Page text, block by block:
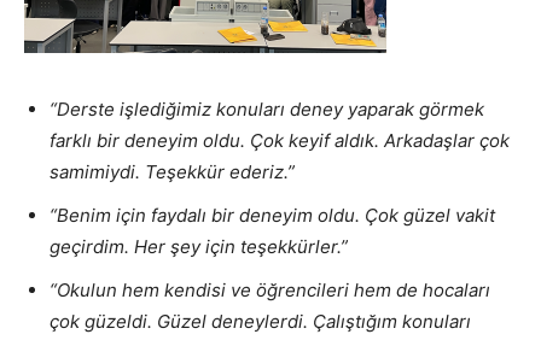
“Derste işlediğimiz konuları deney yaparak görmek
farklı bir deneyim oldu. Çok keyif aldık. Arkadaşlar çok
samimiydi. Teşekkür ederiz.”
“Benim için faydalı bir deneyim oldu. Çok güzel vakit
geçirdim. Her şey için teşekkürler.”
“Okulun hem kendisi ve öğrencileri hem de hocaları
çok güzeldi. Güzel deneylerdi. Çalıştığım konuları